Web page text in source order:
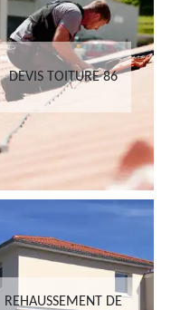
DEVIS TOITURE 86
REHAUSSEMENT DE